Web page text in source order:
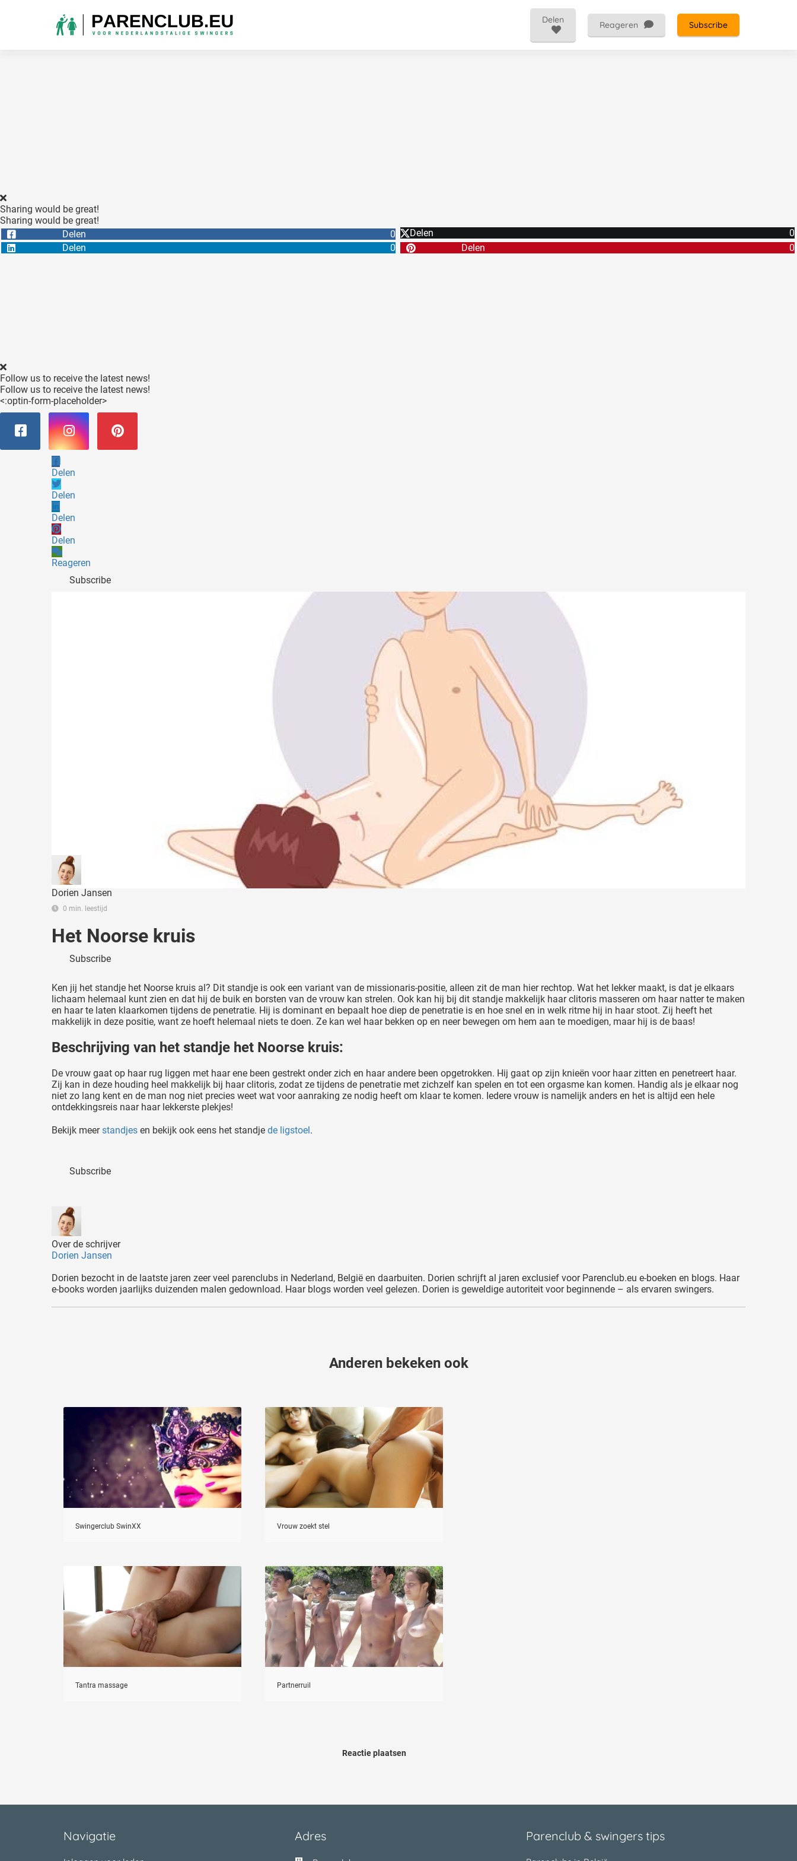
Delen Reageren Subscribe
Sharing would be great!
Sharing would be great!
Delen
0 Delen
0
Delen
0 Delen 0
Follow us to receive the latest news!
Follow us to receive the latest news!
<:optin-form-placeholder>
Delen
Delen
Delen
Delen
Reageren
Subscribe
Dorien Jansen
0 min. leestijd
Het Noorse kruis
Subscribe
Ken jij het standje het Noorse kruis al? Dit standje is ook een variant van de missionaris-positie, alleen zit de man hier rechtop. Wat het lekker maakt, is dat je elkaars
lichaam helemaal kunt zien en dat hij de buik en borsten van de vrouw kan strelen. Ook kan hij bij dit standje makkelijk haar clitoris masseren om haar natter te maken
en haar te laten klaarkomen tijdens de penetratie. Hij is dominant en bepaalt hoe diep de penetratie is en hoe snel en in welk ritme hij in haar stoot. Zij heeft het
makkelijk in deze positie, want ze hoeft helemaal niets te doen. Ze kan wel haar bekken op en neer bewegen om hem aan te moedigen, maar hij is de baas!
Beschrijving van het standje het Noorse kruis:
De vrouw gaat op haar rug liggen met haar ene been gestrekt onder zich en haar andere been opgetrokken. Hij gaat op zijn knieën voor haar zitten en penetreert haar.
Zij kan in deze houding heel makkelijk bij haar clitoris, zodat ze tijdens de penetratie met zichzelf kan spelen en tot een orgasme kan komen. Handig als je elkaar nog
niet zo lang kent en de man nog niet precies weet wat voor aanraking ze nodig heeft om klaar te komen. Iedere vrouw is namelijk anders en het is altijd een hele
ontdekkingsreis naar haar lekkerste plekjes!
Bekijk meerstandjes en bekijk ook eens het standje de ligstoel.
Subscribe
Over de schrijver
Dorien Jansen
Dorien bezocht in de laatste jaren zeer veel parenclubs in Nederland, België en daarbuiten. Dorien schrijft al jaren exclusief voor Parenclub.eu e-boeken en blogs. Haar
e-books worden jaarlijks duizenden malen gedownload. Haar blogs worden veel gelezen. Dorien is geweldige autoriteit voor beginnende – als ervaren swingers.
Anderen bekeken ook
Swingerclub SwinXX Vrouw zoekt stel
Tantra massage Partnerruil
Reactie plaatsen
Navigatie Adres Parenclub & swingers tips